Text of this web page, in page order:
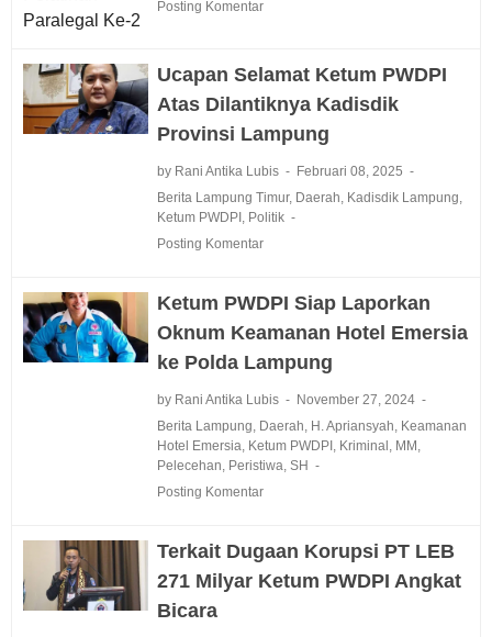
Posting Komentar
Ucapan Selamat Ketum PWDPI
Atas Dilantiknya Kadisdik
Provinsi Lampung
by Rani Antika Lubis
Februari 08, 2025
Berita Lampung Timur, Daerah Kadisdik Lampung
Ketum PWDPI, Politik
Posting Komentar
Ketum PWDPI Siap Laporkan
Oknum Keamanan Hotel Emersia
ke Polda Lampung
by Rani Antika Lubis
November 27, 2024
Berita Lampung Daerah H. Apriansyah Keamanan
Hotel Emersia Ketum PWDPI, Kriminal MM
Pelecehan Peristiwa SH
Posting Komentar
Terkait Dugaan Korupsi PT LEB
271 Milyar Ketum PWDPI Angkat
Bicara